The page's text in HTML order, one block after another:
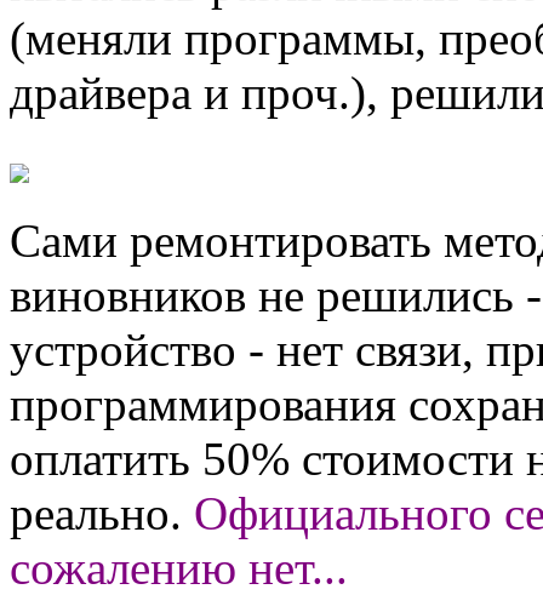
(меняли программы,
драйвера и проч.),
Сами ремонтировать
виновников не решились
устройство - нет связи,
программирования
оплатить 50% стоимости
реально. Официального
сожалению нет...